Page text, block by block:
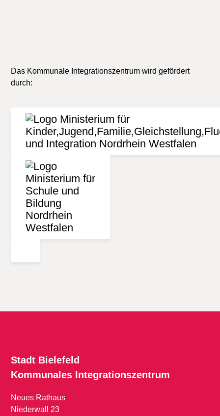
Das Kommunale Integrationszentrum wird gefördert
durch:
Stadt Bielefeld
Kommunales Integrationszentrum
Neues Rathaus
Niederwall 23